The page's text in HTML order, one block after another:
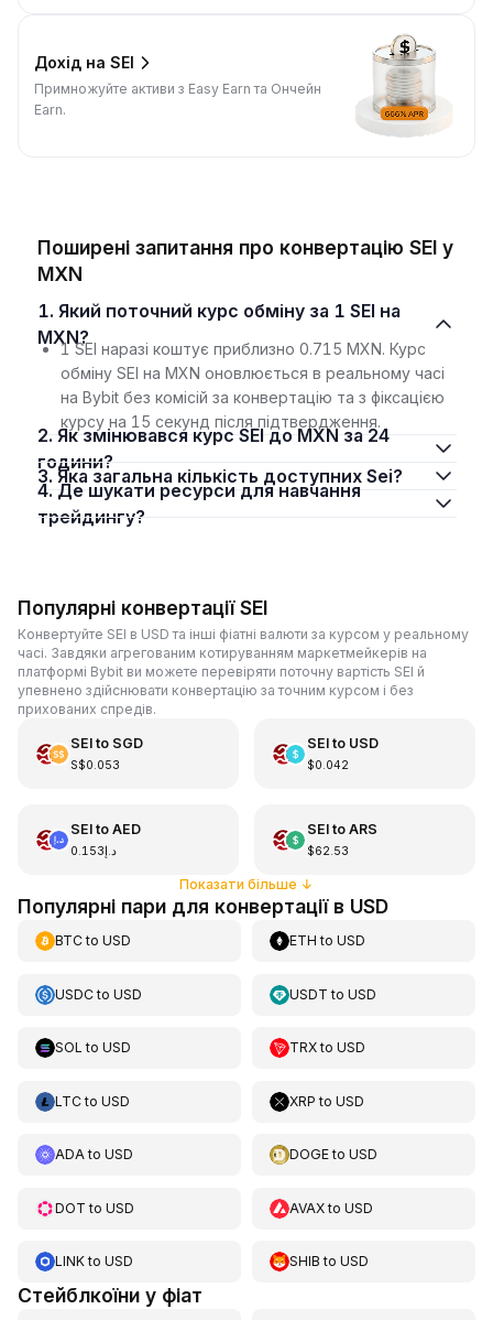
Дохід на SEI
Примножуйте активи з Easy Earn та Ончейн
Earn.
Поширені запитання про конвертацію SEI у
MXN
1. Який поточний курс обміну за 1 SEI на
MXN?
1 SEI наразі коштує приблизно 0.715 MXN. Курс
обміну SEI на MXN оновлюється в реальному часі
на Bybit без комісій за конвертацію та з фіксацією
курсу на 15 секунд після підтвердження.
2. Як змінювався курс SEI до MXN за 24
години?
3. Яка загальна кількість доступних Sei?
4. Де шукати ресурси для навчання
трейдингу?
Популярні конвертації SEI
Конвертуйте SEI в USD та інші фіатні валюти за курсом у реальному
часі. Завдяки агрегованим котируванням маркетмейкерів на
платформі Bybit ви можете перевіряти поточну вартість SEI й
упевнено здійснювати конвертацію за точним курсом і без
прихованих спредів.
SEIto SGD
S$0.053
SEIto USD
$0.042
SEIto AED
د.إ0.153
SEIto ARS
$62.53
Показати більше ↓
Популярні пари для конвертації в USD
BTCto USD ETH toUSD
USDCto USD USDT toUSD
SOL to USD TRXtoUSD
LTCto USD XRP toUSD
ADAto USD DOGEtoUSD
DOT to USD AVAXtoUSD
LINKto USD SHIB toUSD
Стейблкоїни у фіат